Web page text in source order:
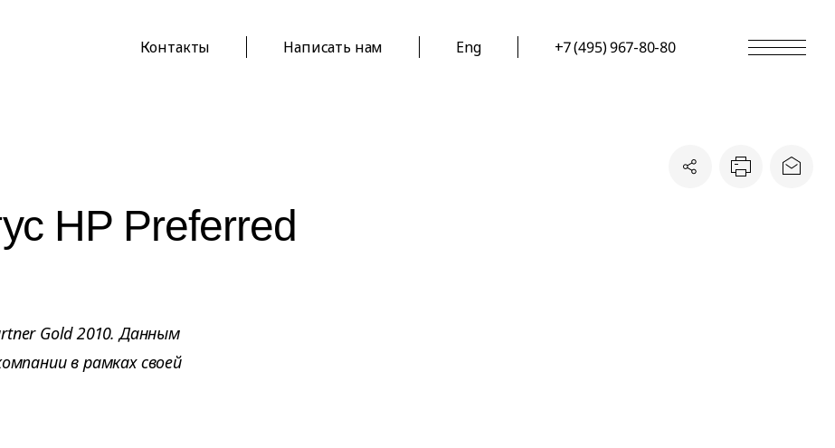
Контакты Написать нам Eng +7 (495) 967-80-80
HP Preferred
Gold 2010. Данным
в рамках своей